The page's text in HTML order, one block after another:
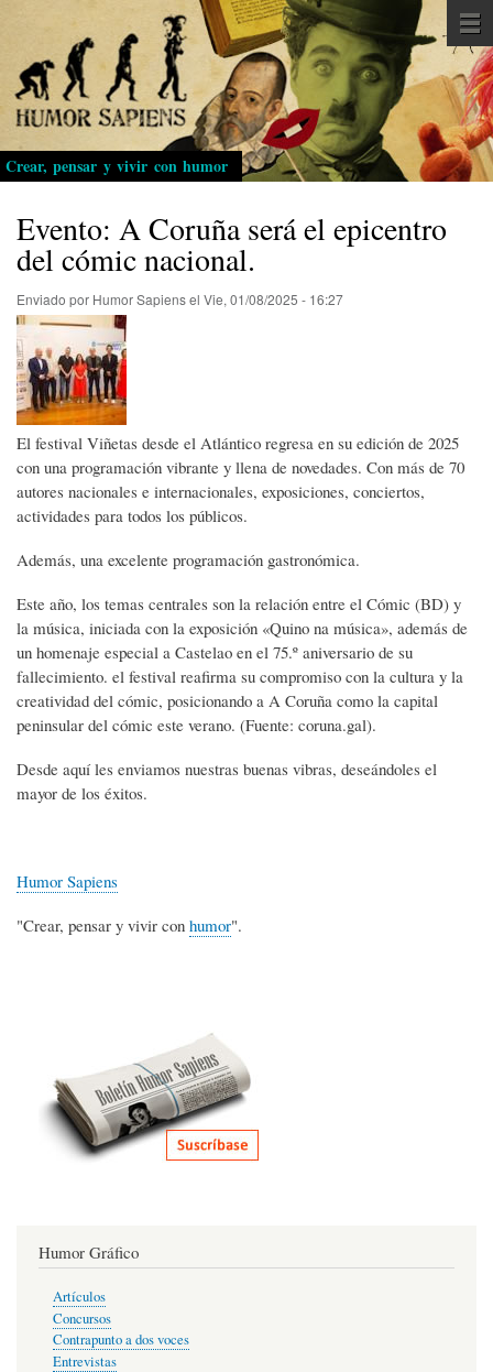
Pasar
al
contenido
principal
Crear, pensar y vivir con humor
Evento: A Coruña será el epicentro
del cómic nacional.
Enviado por Humor Sapiensel Vie, 01/08/2025 - 16:27
El festival Viñetas desde el Atlántico regresa en su edición de 2025
con una programación vibrante y llena de novedades. Con más de 70
autores nacionales e internacionales, exposiciones, conciertos,
actividades para todos los públicos.
Además, una excelente programación gastronómica.
Este año, los temas centrales son la relación entre el Cómic (BD) y
la música, iniciada con la exposición «Quino na música», además de
un homenaje especial a Castelao en el 75.º aniversario de su
fallecimiento. el festival reafirma su compromiso con la cultura y la
creatividad del cómic, posicionando a A Coruña como la capital
peninsular del cómic este verano. (Fuente: coruna.gal).
Desde aquí les enviamos nuestras buenas vibras, deseándoles el
mayor de los éxitos.
Humor Sapiens
"Crear, pensar y vivir con humor".
Humor Gráfico
Artículos
Concursos
Contrapunto a dos voces
Entrevistas